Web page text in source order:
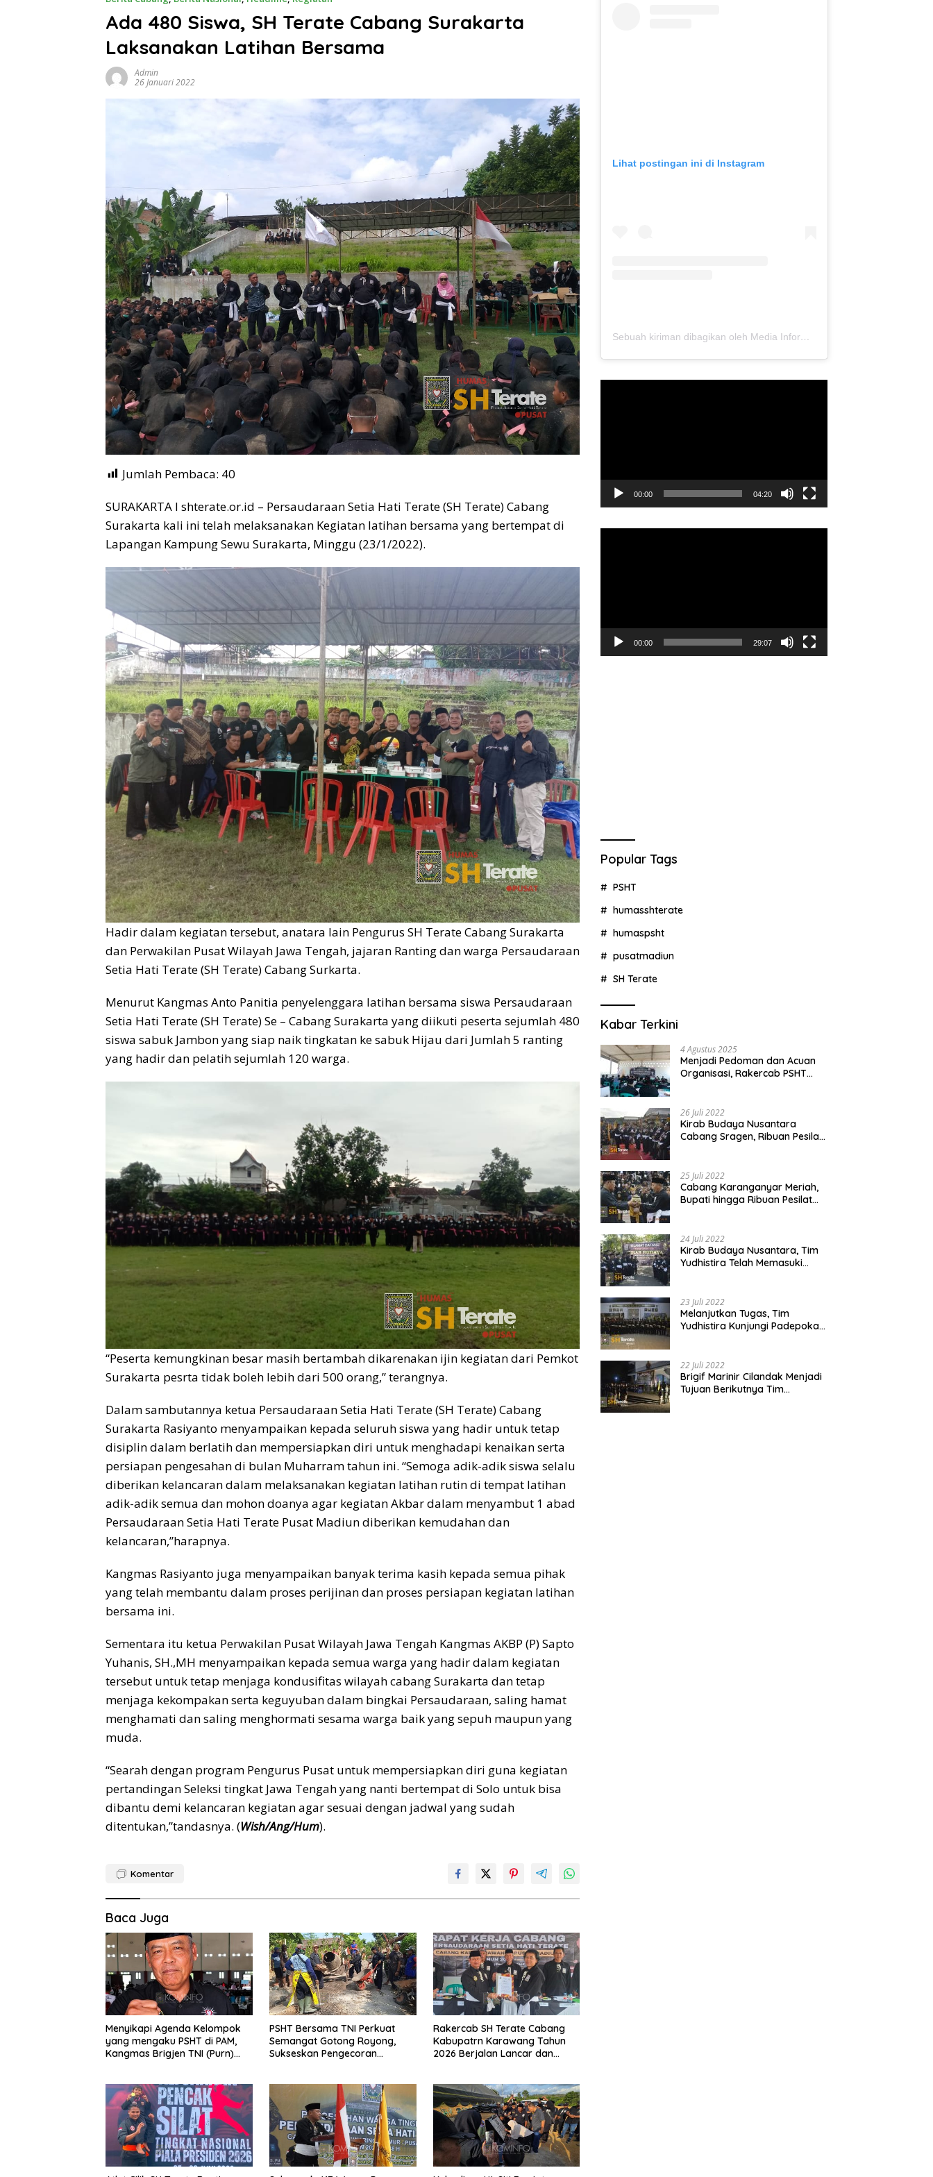
Ada 480 Siswa, SH Terate Cabang Surakarta
Laksanakan Latihan Bersama
Admin
26 Januari 2022
Jumlah Pembaca: 40
SURAKARTA I shterate.or.id – Persaudaraan Setia Hati Terate (SH Terate) Cabang
Surakarta kali ini telah melaksanakan Kegiatan latihan bersama yang bertempat di
Lapangan Kampung Sewu Surakarta, Minggu (23/1/2022).
Hadir dalam kegiatan tersebut, anatara lain Pengurus SH Terate Cabang Surakarta
dan Perwakilan Pusat Wilayah Jawa Tengah, jajaran Ranting dan warga Persaudaraan
Setia Hati Terate (SH Terate) Cabang Surkarta.
Menurut Kangmas Anto Panitia penyelenggara latihan bersama siswa Persaudaraan
Setia Hati Terate (SH Terate) Se – Cabang Surakarta yang diikuti peserta sejumlah 480
siswa sabuk Jambon yang siap naik tingkatan ke sabuk Hijau dari Jumlah 5 ranting
yang hadir dan pelatih sejumlah 120 warga.
“Peserta kemungkinan besar masih bertambah dikarenakan ijin kegiatan dari Pemkot
Surakarta pesrta tidak boleh lebih dari 500 orang,” terangnya.
Dalam sambutannya ketua Persaudaraan Setia Hati Terate (SH Terate) Cabang
Surakarta Rasiyanto menyampaikan kepada seluruh siswa yang hadir untuk tetap
disiplin dalam berlatih dan mempersiapkan diri untuk menghadapi kenaikan serta
persiapan pengesahan di bulan Muharram tahun ini. “Semoga adik-adik siswa selalu
diberikan kelancaran dalam melaksanakan kegiatan latihan rutin di tempat latihan
adik-adik semua dan mohon doanya agar kegiatan Akbar dalam menyambut 1 abad
Persaudaraan Setia Hati Terate Pusat Madiun diberikan kemudahan dan
kelancaran,”harapnya.
Kangmas Rasiyanto juga menyampaikan banyak terima kasih kepada semua pihak
yang telah membantu dalam proses perijinan dan proses persiapan kegiatan latihan
bersama ini.
Sementara itu ketua Perwakilan Pusat Wilayah Jawa Tengah Kangmas AKBP (P) Sapto
Yuhanis, SH.,MH menyampaikan kepada semua warga yang hadir dalam kegiatan
tersebut untuk tetap menjaga kondusifitas wilayah cabang Surakarta dan tetap
menjaga kekompakan serta keguyuban dalam bingkai Persaudaraan, saling hamat
menghamati dan saling menghormati sesama warga baik yang sepuh maupun yang
muda.
“Searah dengan program Pengurus Pusat untuk mempersiapkan diri guna kegiatan
pertandingan Seleksi tingkat Jawa Tengah yang nanti bertempat di Solo untuk bisa
dibantu demi kelancaran kegiatan agar sesuai dengan jadwal yang sudah
ditentukan,”tandasnya. (Wish/Ang/Hum).
Komentar
Baca Juga
Menyikapi Agenda Kelompok
yang mengaku PSHT di PAM,
Kangmas Brigjen TNI (Purn)
PSHT Bersama TNI Perkuat
Semangat Gotong Royong,
Sukseskan Pengecoran
Rakercab SH Terate Cabang
Kabupatrn Karawang Tahun
2026 Berjalan Lancar dan
Lihat postingan ini di Instagram
Sebuah kiriman dibagikan oleh Media Informasi Dewan Pusat Persaudaraan Setia Hati Terate (@media.dewanpusat)
00:00 04:20
00:00 29:07
Popular Tags
PSHT
humasshterate
humaspsht
pusatmadiun
SH Terate
Kabar Terkini
4 Agustus 2025
Menjadi Pedoman dan Acuan
Organisasi, Rakercab PSHT
Kerja, Berjalan Lancar dan
Sukses
26 Juli 2022
Kirab Budaya Nusantara
Cabang Sragen, Ribuan Pesilat
25 Juli 2022
Cabang Karanganyar Meriah,
Bupati hingga Ribuan Pesilat
24 Juli 2022
Kirab Budaya Nusantara, Tim
Yudhistira Telah Memasuki
23 Juli 2022
Melanjutkan Tugas, Tim
Yudhistira Kunjungi Padepokan
22 Juli 2022
Brigif Marinir Cilandak Menjadi
Tujuan Berikutnya Tim